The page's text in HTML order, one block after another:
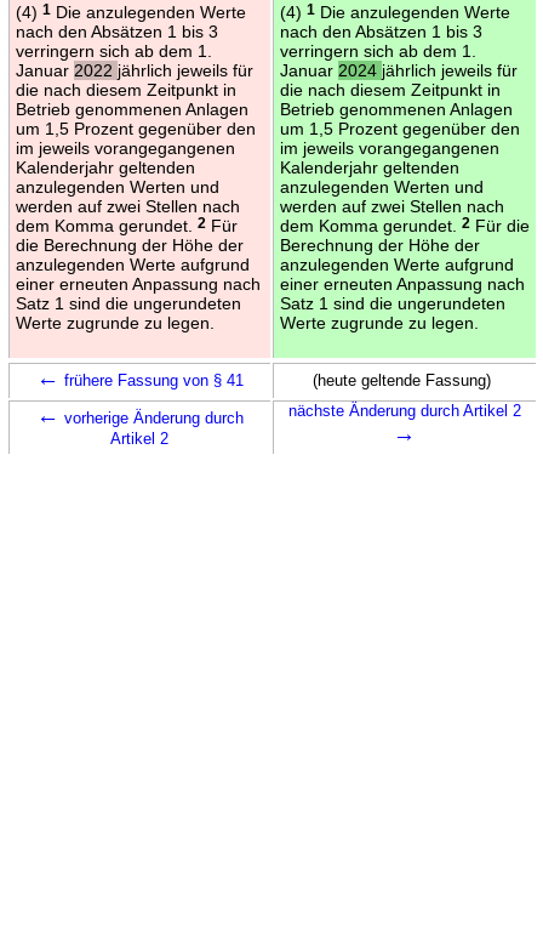
(4) 1Die anzulegenden Werte
nach den Absätzen 1 bis 3
verringern sich ab dem 1.
Januar 2022 jährlich jeweils für
die nach diesem Zeitpunkt in
Betrieb genommenen Anlagen
um 1,5 Prozent gegenüber den
im jeweils vorangegangenen
Kalenderjahr geltenden
anzulegenden Werten und
werden auf zwei Stellen nach
dem Komma gerundet.
2Für
die Berechnung der Höhe der
anzulegenden Werte aufgrund
einer erneuten Anpassung nach
Satz 1 sind die ungerundeten
Werte zugrunde zu legen.
(4) 1Die anzulegenden Werte
nach den Absätzen 1 bis 3
verringern sich ab dem 1.
Januar 2024 jährlich jeweils für
die nach diesem Zeitpunkt in
Betrieb genommenen Anlagen
um 1,5 Prozent gegenüber den
im jeweils vorangegangenen
Kalenderjahr geltenden
anzulegenden Werten und
werden auf zwei Stellen nach
dem Komma gerundet.
2Für die
Berechnung der Höhe der
anzulegenden Werte aufgrund
einer erneuten Anpassung nach
Satz 1 sind die ungerundeten
Werte zugrunde zu legen.
← frühere Fassung von § 41 (heute geltende Fassung)
← vorherige Änderung durch
Artikel 2
nächste Änderung durch Artikel 2
→